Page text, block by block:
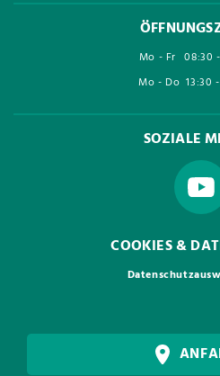
Mo - Fr 08:30
Mo - Do 13:30
SOZIALE
COOKIES &